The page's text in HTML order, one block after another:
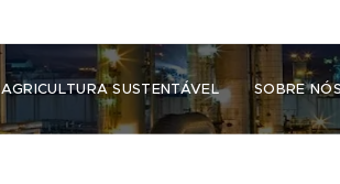
AGRICULTURA SUSTENTÁVEL SOBRE